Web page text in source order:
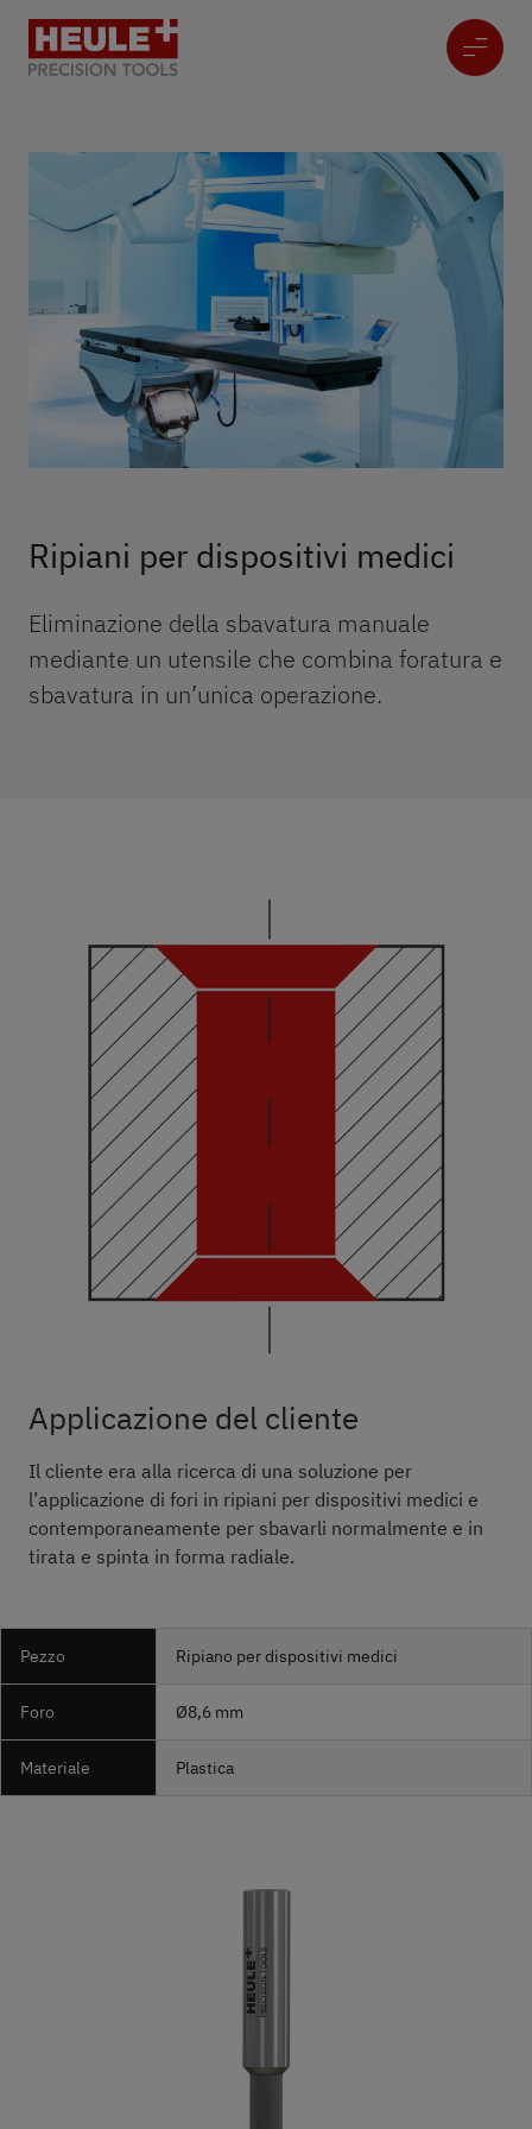
Ripiani per dispositivi medici
Eliminazione della sbavatura manuale
mediante un utensile che combina foratura e
sbavatura in un’unica operazione.
Applicazione del cliente
Il cliente era alla ricerca di una soluzione per
l’applicazione di fori in ripiani per dispositivi medici e
contemporaneamente per sbavarli normalmente e in
tirata e spinta in forma radiale.
Pezzo Ripiano per dispositivi medici
Foro Ø8,6 mm
Materiale Plastica